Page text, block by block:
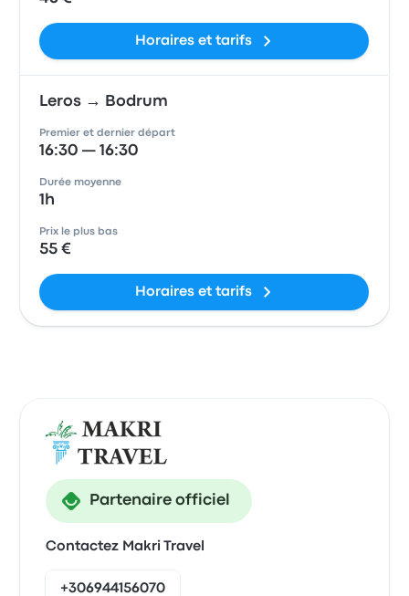
Horaires et tarifs
Leros → Bodrum
Premier et dernier départ
16:30 — 16:30
Durée moyenne
1h
Prix le plus bas
55 €
Horaires et tarifs
Partenaire officiel
Contactez Makri Travel
+306944156070